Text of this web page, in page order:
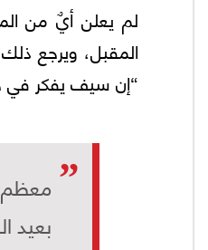
لم يعلن أيٌ من
المقبل، ويرجع
“إن سيف يفكر في
معظم
بعيد